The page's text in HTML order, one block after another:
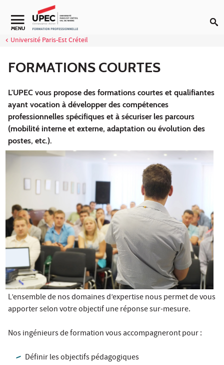
Aller au contenu
Navigation secondaire
MENU
Université Paris-Est Créteil
FORMATIONS COURTES
L'UPEC vous propose des formations courtes et qualifiantes
ayant vocation à développer des compétences
professionnelles spécifiques et à sécuriser les parcours
(mobilité interne et externe, adaptation ou évolution des
postes, etc.).
L’ensemble de nos domaines d’expertise nous permet de vous
apporter selon votre objectif une réponse sur-mesure.
Nos ingénieurs de formation vous accompagneront pour :
Définir les objectifs pédagogiques